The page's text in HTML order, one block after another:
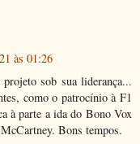
às 01:26
sob sua liderança...
como o patrocínio à F1
à parte a ida do Bono Vox
Bons tempos.